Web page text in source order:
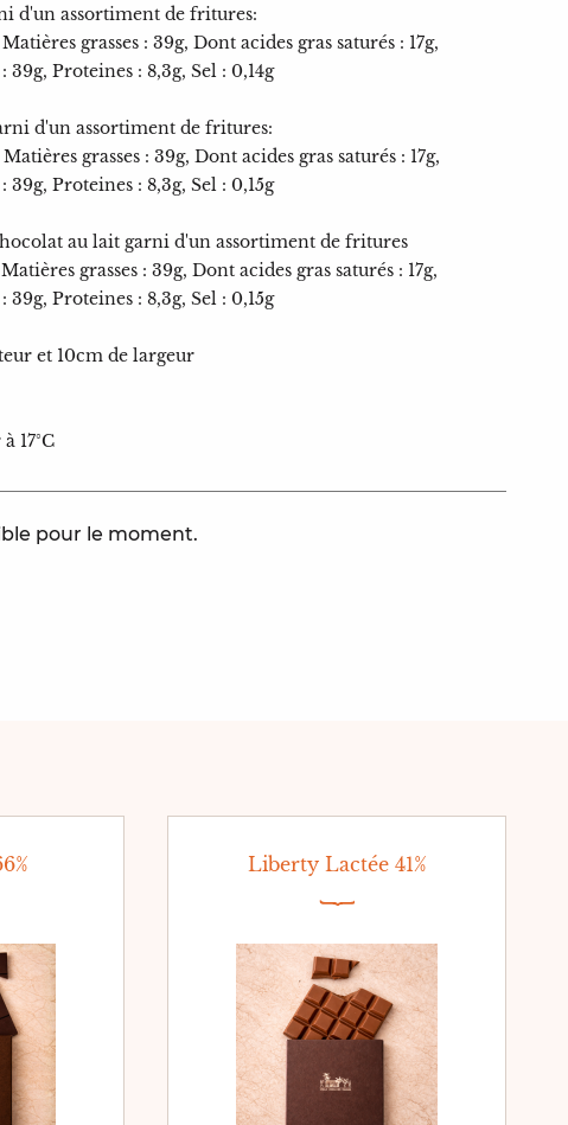
d'un assortiment de fritures:
grasses : 39g, Dont acides gras saturés : 17g,
39g, Proteines : 8,3g, Sel : 0,14g
d'un assortiment de fritures:
grasses : 39g, Dont acides gras saturés : 17g,
39g, Proteines : 8,3g, Sel : 0,15g
au lait garni d'un assortiment de fritures
grasses : 39g, Dont acides gras saturés : 17g,
39g, Proteines : 8,3g, Sel : 0,15g
et 10cm de largeur
17°C
pour le moment.
Liberty Lactée 41%